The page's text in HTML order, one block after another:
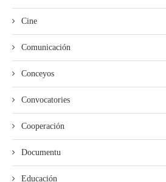
Cine
Comunicación
Conceyos
Convocatories
Cooperación
Documentu
Educación